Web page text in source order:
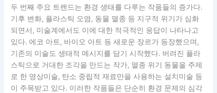
두 번째 주요 트렌드는 환경 생태를 다루는 작품들의 증가다.
기후 변화, 플라스틱 오염, 동물 멸종 등 지구적 위기가 심화
되면서, 미술계에서도 이에 대한 적극적인 응답이 나타나고
있다. 에코 아트, 바이오 아트 등 새로운 장르가 등장했으며,
기존의 미술도 생태적 메시지를 담기 시작했다. 버려진 플라
스틱으로 거대한 조각을 만드는 작가, 멸종 위기 동물을 주제
로 한 영상미술, 탄소 중립적 재료만을 사용하는 설치미술 등
이 주목받고 있다. 이러한 작품들은 단순히 환경 문제의 심각